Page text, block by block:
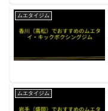
ムエタイジム
ムエタイジム